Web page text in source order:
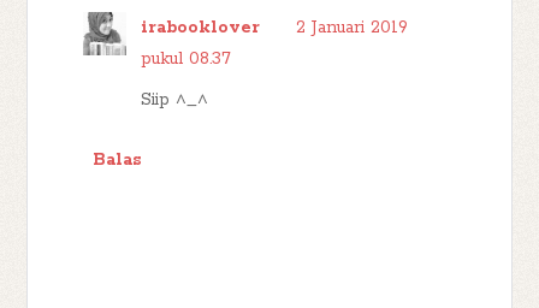
irabooklover
2 Januari 2019
pukul 08.37
Siip ^_^
Balas